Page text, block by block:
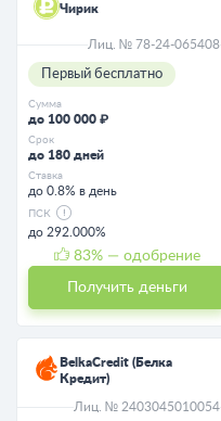
Чирик
Лиц. № 78-24-065408
Первый бесплатно
Сумма
до 100 000 ₽
Срок
до 180 дней
Ставка
до 0.8% в день
ПСК
до 292.000%
83% — одобрение
Получить деньги
BelkaCredit (Белка
Кредит)
Лиц. № 2403045010054